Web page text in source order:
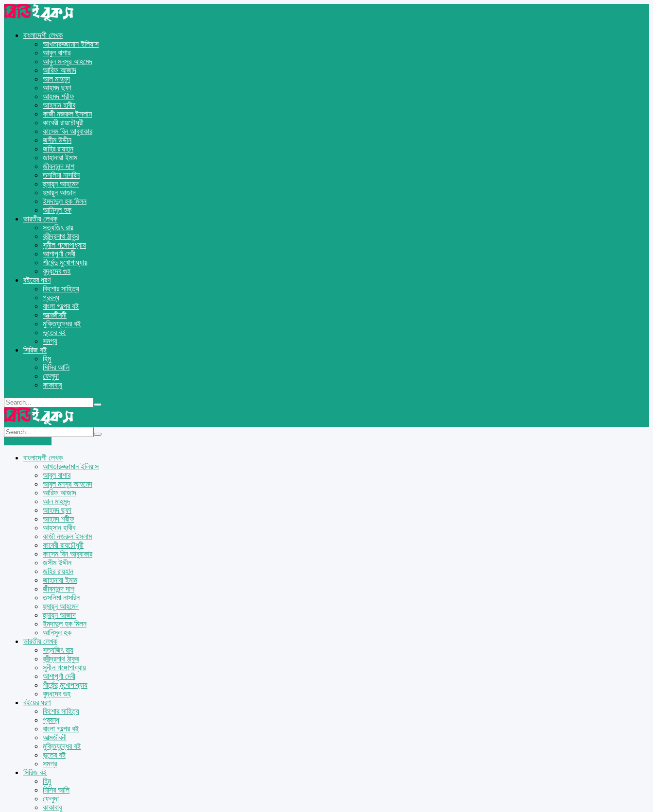
বাংলাদেশী লেখক
আখতারুজ্জামান ইলিয়াস
আবুল বাশার
আবুল মনসুর আহমেদ
আরিফ আজাদ
আল মাহমুদ
আহমদ ছফা
আহমদ শরীফ
আহসান হাবীব
কাজী নজরুল ইসলাম
কাবেরী রায়চৌধুরী
কাসেম বিন আবুবাকার
জসীম উদ্দীন
জহির রায়হান
জাহানারা ইমাম
জীবনানন্দ দাশ
তসলিমা নাসরিন
হুমায়ূন আহমেদ
হুমায়ুন আজাদ
ইমদাদুল হক মিলন
আনিসুল হক
ভারতীয় লেখক
সত্যজিৎ রায়
রবীন্দ্রনাথ ঠাকুর
সুনীল গঙ্গোপাধ্যায়
আশাপূর্ণা দেবী
শীর্ষেন্দু মুখোপাধ্যায়
বুদ্ধদেব গুহ
বইয়ের ধরণ
কিশোর সাহিত্য
প্রবন্ধ
বাংলা গল্পের বই
আত্মজীবনী
মুক্তিযুদ্ধের বই
ভূতের বই
সমগ্র
সিরিজ বই
হিমু
মিসির আলি
ফেলুদা
কাকাবাবু
বাংলাদেশী লেখক
আখতারুজ্জামান ইলিয়াস
আবুল বাশার
আবুল মনসুর আহমেদ
আরিফ আজাদ
আল মাহমুদ
আহমদ ছফা
আহমদ শরীফ
আহসান হাবীব
কাজী নজরুল ইসলাম
কাবেরী রায়চৌধুরী
কাসেম বিন আবুবাকার
জসীম উদ্দীন
জহির রায়হান
জাহানারা ইমাম
জীবনানন্দ দাশ
তসলিমা নাসরিন
হুমায়ূন আহমেদ
হুমায়ুন আজাদ
ইমদাদুল হক মিলন
আনিসুল হক
ভারতীয় লেখক
সত্যজিৎ রায়
রবীন্দ্রনাথ ঠাকুর
সুনীল গঙ্গোপাধ্যায়
আশাপূর্ণা দেবী
শীর্ষেন্দু মুখোপাধ্যায়
বুদ্ধদেব গুহ
বইয়ের ধরণ
কিশোর সাহিত্য
প্রবন্ধ
বাংলা গল্পের বই
আত্মজীবনী
মুক্তিযুদ্ধের বই
ভূতের বই
সমগ্র
সিরিজ বই
হিমু
মিসির আলি
ফেলুদা
কাকাবাবু